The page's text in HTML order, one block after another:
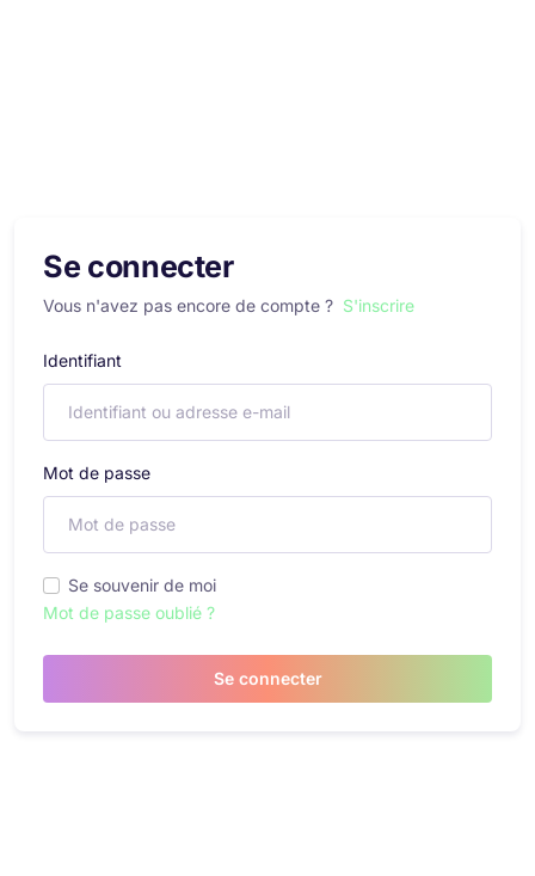
Se connecter
Vous n'avez pas encore de compte ? S'inscrire
Identifiant
Mot de passe
Se souvenir de moi
Mot de passe oublié ?
Se connecter